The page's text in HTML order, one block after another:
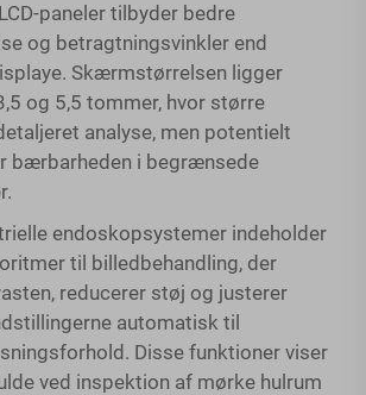
paneler tilbyder bedre
og betragtningsvinkler end
Skærmstørrelsen ligger
og 5,5 tommer, hvor større
analyse, men potentielt
bærbarheden i begrænsede
endoskopsystemer indeholder
til billedbehandling, der
reducerer støj og justerer
automatisk til
Disse funktioner viser
ved inspektion af mørke hulrum